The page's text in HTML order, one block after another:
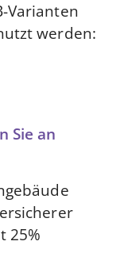
Varianten
werden:
Sie an
25%